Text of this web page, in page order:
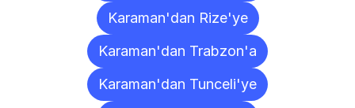
Karaman'dan Rize'ye
Karaman'dan Trabzon'a
Karaman'dan Tunceli'ye